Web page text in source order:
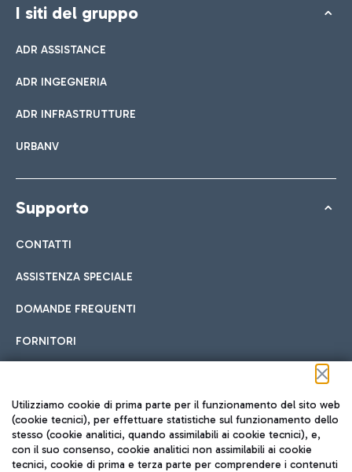
I siti del gruppo
ADR ASSISTANCE
ADR INGEGNERIA
ADR INFRASTRUTTURE
URBANV
Supporto
CONTATTI
ASSISTENZA SPECIALE
DOMANDE FREQUENTI
FORNITORI
Seguici sui social
Utilizziamo cookie di prima parte per il funzionamento del sito web
(cookie tecnici), per effettuare statistiche sul funzionamento dello
stesso (cookie analitici, quando assimilabili ai cookie tecnici), e,
con il suo consenso, cookie analitici non assimilabili ai cookie
tecnici, cookie di prima e terza parte per comprendere i contenuti